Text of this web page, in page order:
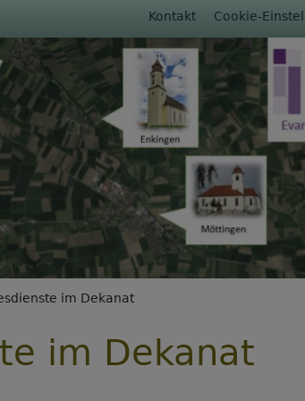
Kontakt Cookie-
im Dekanat
im Dekanat